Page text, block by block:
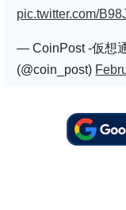
pic.twitter.com/
— CoinPost -仮想
(@coin_post)